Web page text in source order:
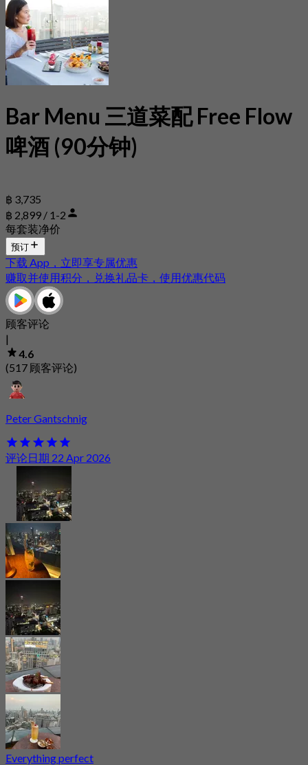
Bar Menu 三道菜配 Free Flow
啤酒 (90分钟)
฿ 3,735
฿ 2,899 / 1-2
每套装净价
预订
下载 App，立即享专属优惠
赚取并使用积分，兑换礼品卡，使用优惠代码
顾客评论
|
4.6
(517 顾客评论)
Peter Gantschnig
评论日期 22 Apr 2026
Everything perfect